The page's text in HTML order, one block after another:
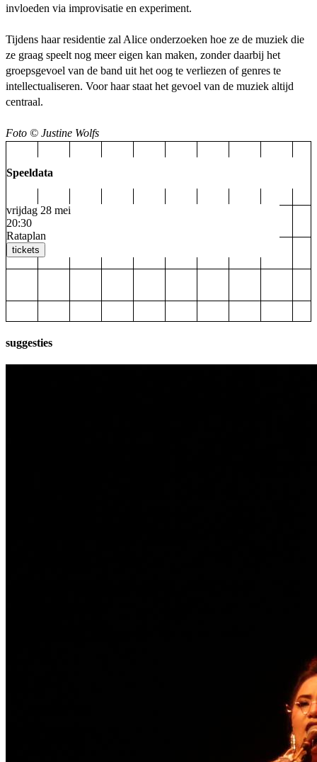
invloeden via improvisatie en experiment.
Tijdens haar residentie zal Alice onderzoeken hoe ze de muziek die
ze graag speelt nog meer eigen kan maken, zonder daarbij het
groepsgevoel van de band uit het oog te verliezen of genres te
intellectualiseren. Voor haar staat het gevoel van de muziek altijd
centraal.
Foto © Justine Wolfs
Speeldata
vrijdag 28 mei
20:30
Rataplan
tickets
suggesties